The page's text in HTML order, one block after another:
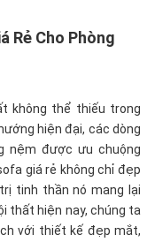
Rẻ Cho Phòng
không thể thiếu trong
hiện đại, các dòng
nệm được ưu chuộng
giá rẻ không chỉ đẹp
tinh thần nó mang lại
thất hiện nay, chúng ta
với thiết kế đẹp mắt,